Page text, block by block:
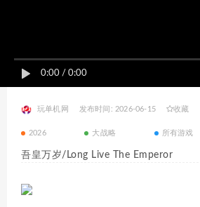
0:00 / 0:00
玩单机网 发布时间: 2026-06-15 收藏
2026 大战略 所有游戏
吾皇万岁/Long Live The Emperor